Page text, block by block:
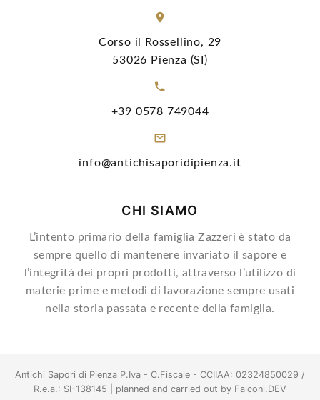
Corso il Rossellino, 29
53026 Pienza (SI)
+39 0578 749044
info@antichisaporidipienza.it
CHI SIAMO
L’intento primario della famiglia Zazzeri è stato da
sempre quello di mantenere invariato il sapore e
l’integrità dei propri prodotti, attraverso l’utilizzo di
materie prime e metodi di lavorazione sempre usati
nella storia passata e recente della famiglia.
Antichi Sapori di Pienza P.Iva - C.Fiscale - CCIIAA: 02324850029 /
R.e.a.: SI-138145 | planned and carried out by Falconi.DEV